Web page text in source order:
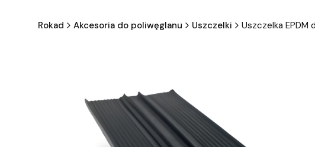
Rokad Akcesoria do poliwęglanu Uszczelki Uszczelka EPDM